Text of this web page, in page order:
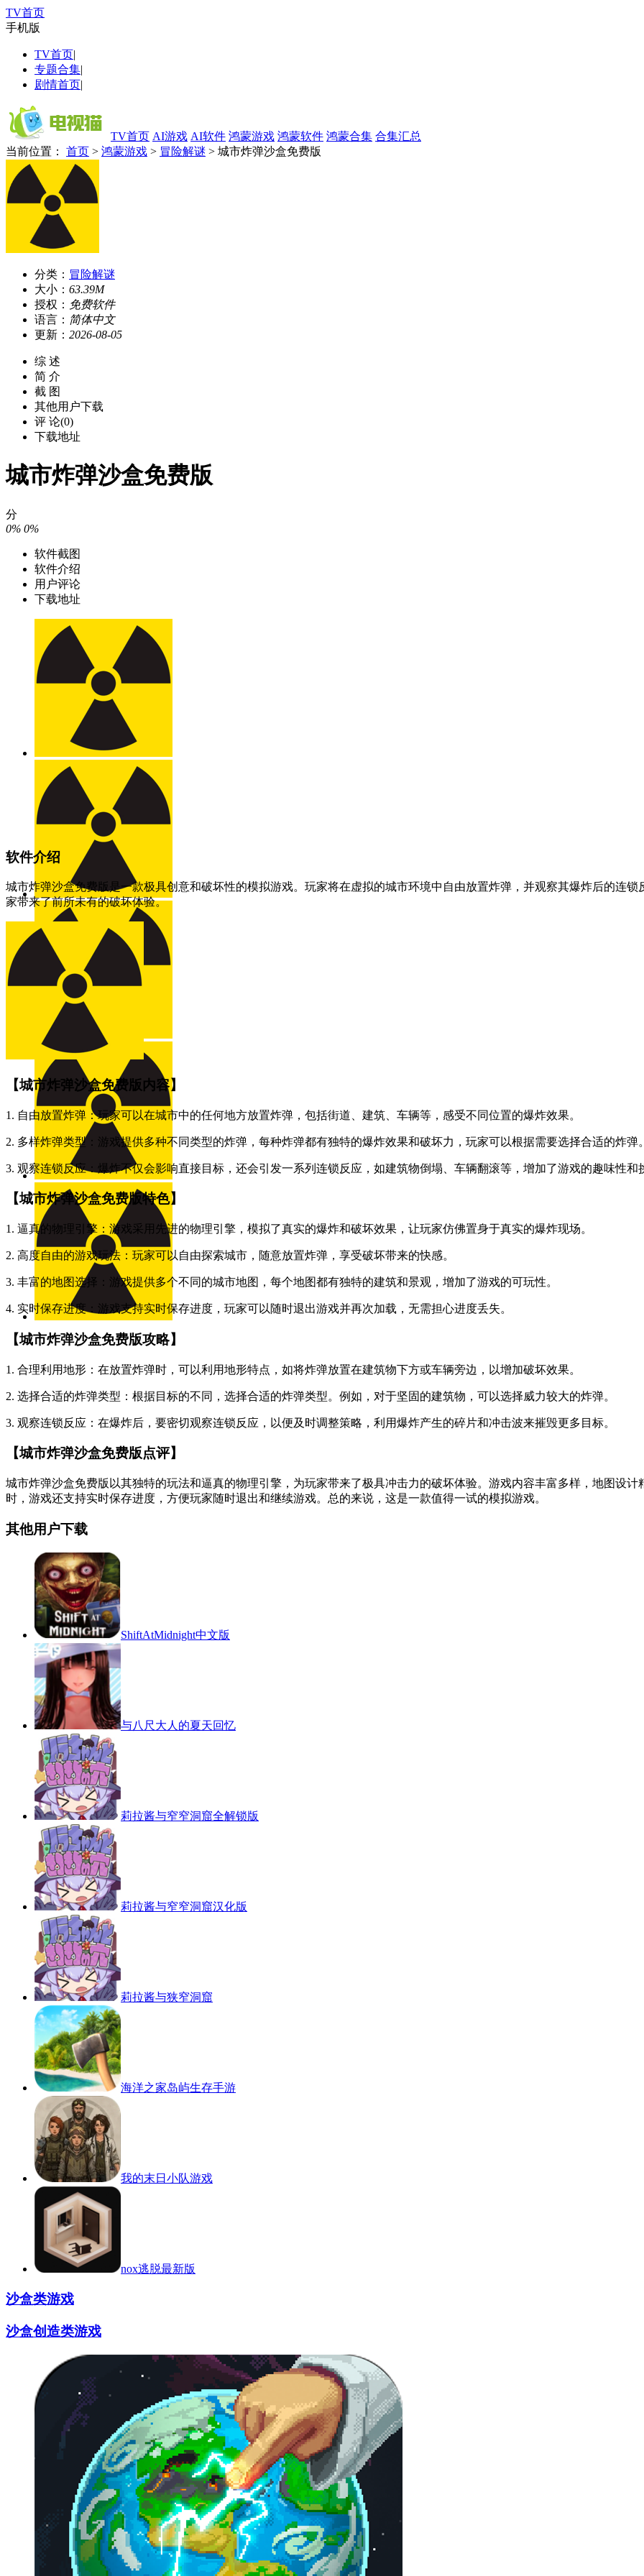
TV首页
手机版
TV首页|
专题合集|
剧情首页|
TV首页 AI游戏 AI软件 鸿蒙游戏 鸿蒙软件 鸿蒙合集 合集汇总
当前位置： 首页 > 鸿蒙游戏 > 冒险解谜 > 城市炸弹沙盒免费版
分类： 冒险解谜
大小： 63.39M
授权： 免费软件
语言： 简体中文
更新： 2026-08-05
综 述
简 介
截 图
其他用户下载
评 论(0)
下载地址
城市炸弹沙盒免费版
分
0% 0%
软件截图
软件介绍
用户评论
下载地址
软件介绍
城市炸弹沙盒免费版是一款极具创意和破坏性的模拟游戏。玩家将在虚拟的城市环境中自由放置炸弹，并观察其爆炸后的连
家带来了前所未有的破坏体验。
【城市炸弹沙盒免费版内容】
1. 自由放置炸弹：玩家可以在城市中的任何地方放置炸弹，包括街道、建筑、车辆等，感受不同位置的爆炸效果。
2. 多样炸弹类型：游戏提供多种不同类型的炸弹，每种炸弹都有独特的爆炸效果和破坏力，玩家可以根据需要选择合适的炸弹。
3. 观察连锁反应：爆炸不仅会影响直接目标，还会引发一系列连锁反应，如建筑物倒塌、车辆翻滚等，增加了游戏的趣味性和
【城市炸弹沙盒免费版特色】
1. 逼真的物理引擎：游戏采用先进的物理引擎，模拟了真实的爆炸和破坏效果，让玩家仿佛置身于真实的爆炸现场。
2. 高度自由的游戏玩法：玩家可以自由探索城市，随意放置炸弹，享受破坏带来的快感。
3. 丰富的地图选择：游戏提供多个不同的城市地图，每个地图都有独特的建筑和景观，增加了游戏的可玩性。
4. 实时保存进度：游戏支持实时保存进度，玩家可以随时退出游戏并再次加载，无需担心进度丢失。
【城市炸弹沙盒免费版攻略】
1. 合理利用地形：在放置炸弹时，可以利用地形特点，如将炸弹放置在建筑物下方或车辆旁边，以增加破坏效果。
2. 选择合适的炸弹类型：根据目标的不同，选择合适的炸弹类型。例如，对于坚固的建筑物，可以选择威力较大的炸弹。
3. 观察连锁反应：在爆炸后，要密切观察连锁反应，以便及时调整策略，利用爆炸产生的碎片和冲击波来摧毁更多目标。
【城市炸弹沙盒免费版点评】
城市炸弹沙盒免费版以其独特的玩法和逼真的物理引擎，为玩家带来了极具冲击力的破坏体验。游戏内容丰富多样，地图设
时，游戏还支持实时保存进度，方便玩家随时退出和继续游戏。总的来说，这是一款值得一试的模拟游戏。
其他用户下载
ShiftAtMidnight中文版
与八尺大人的夏天回忆
莉拉酱与窄窄洞窟全解锁版
莉拉酱与窄窄洞窟汉化版
莉拉酱与狭窄洞窟
海洋之家岛屿生存手游
我的末日小队游戏
nox逃脱最新版
沙盒类游戏
沙盒创造类游戏